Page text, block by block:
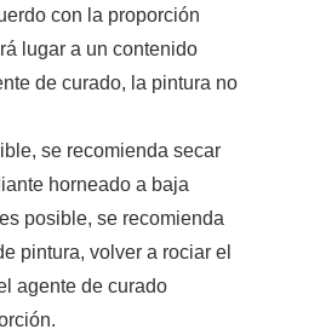
con la proporción
lugar a un contenido
de curado, la pintura no
se recomienda secar
horneado a baja
posible, se recomienda
pintura, volver a rociar el
agente de curado